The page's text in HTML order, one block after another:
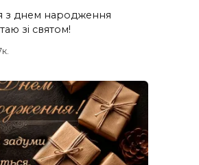
з днем народження
зі святом!